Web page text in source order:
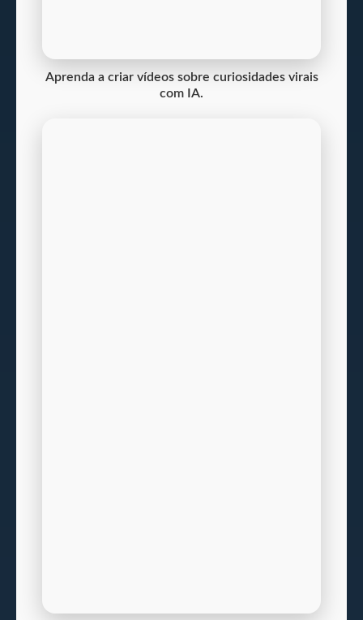
Aprenda a criar vídeos sobre curiosidades virais
com IA.